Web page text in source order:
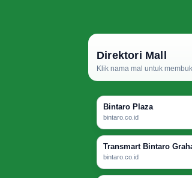
Direktori Mall
Klik nama mal untuk
Bintaro Plaza
bintaro.co.id
Transmart Bintaro
bintaro.co.id